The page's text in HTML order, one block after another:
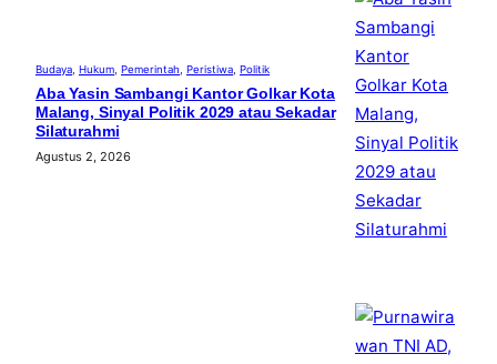
Budaya Hukum Pemerintah Peristiwa Politik
Aba Yasin Sambangi Kantor Golkar Kota
Malang, Sinyal Politik 2029 atau Sekadar
Silaturahmi
Agustus 2, 2026